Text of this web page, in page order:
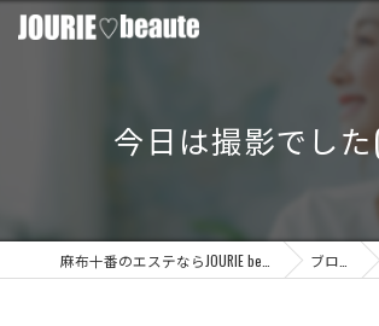
今日は撮影でし
ブログ